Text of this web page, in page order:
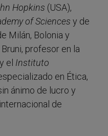
Hopkins (USA),
of Sciences y de
Milán, Bolonia y
profesor en la
y el Instituto
en Ética,
ánimo de lucro y
de